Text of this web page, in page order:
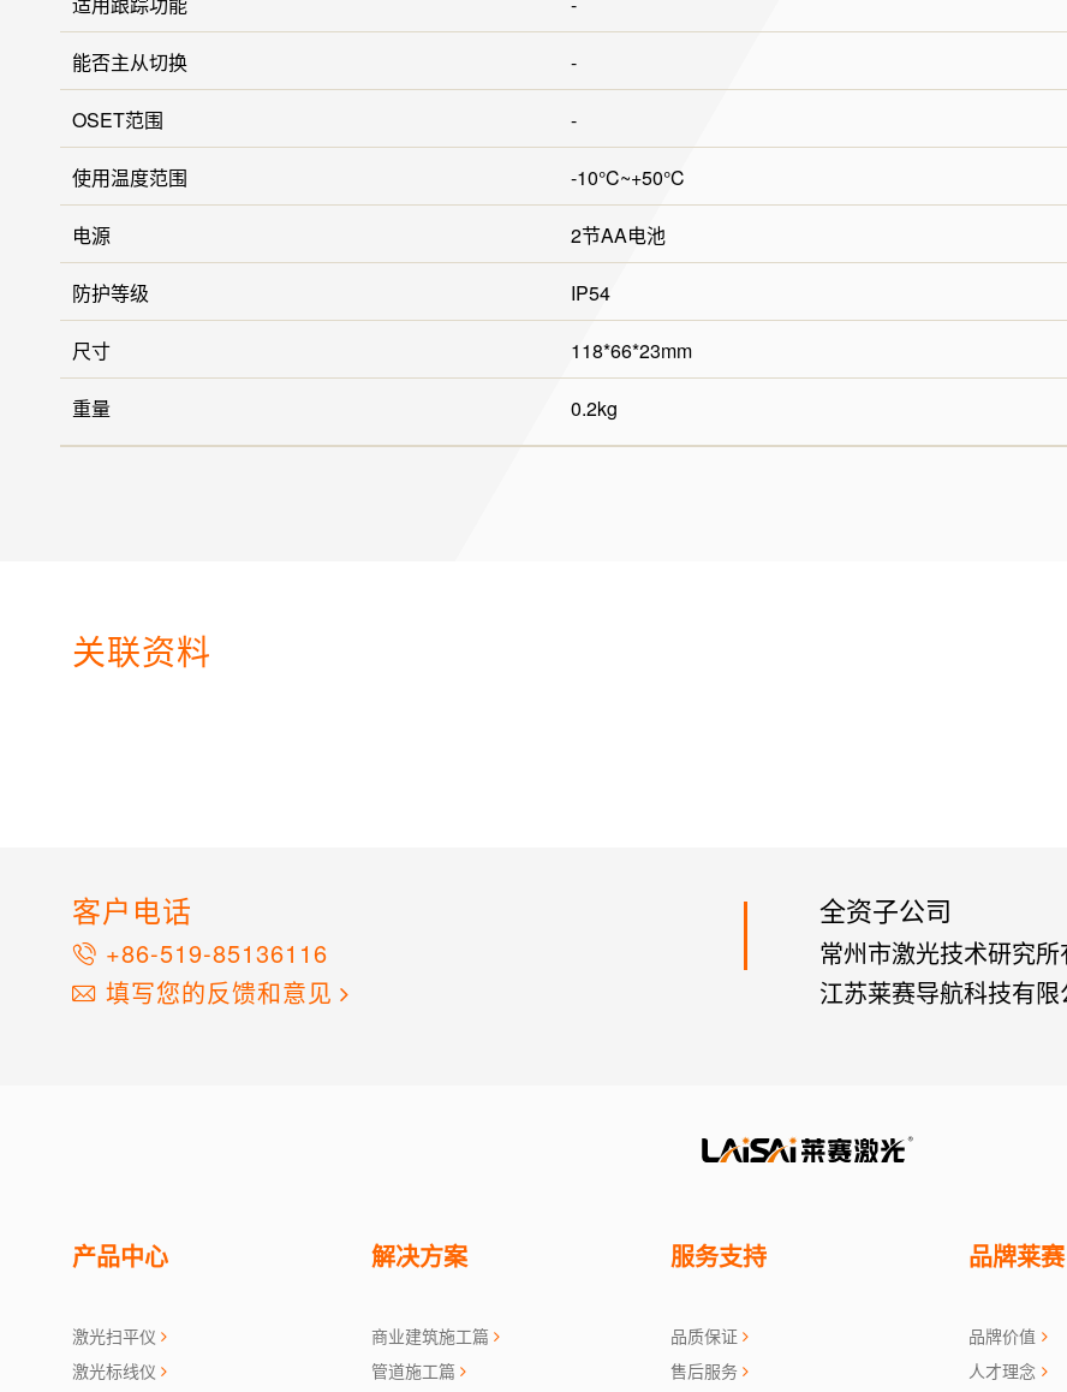
能否主从切换 -
OSET范围 -
使用温度范围 -10°C~+50°C
电源 2节AA电池
防护等级 IP54
尺寸 118*66*23mm
重量 0.2kg
关联资料
客户电话
+86-519-85136116
填写您的反馈和意见
全资子公司
常州市激光技术研究所
江苏莱赛导航科技有限
产品中心
激光扫平仪
激光标线仪
解决方案
商业建筑施工篇
管道施工篇
服务支持
品质保证
售后服务
品牌莱赛
品牌价值
人才理念